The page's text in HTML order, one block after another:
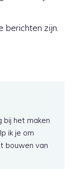
berichten zijn.
bij het maken
ik je om
bouwen van